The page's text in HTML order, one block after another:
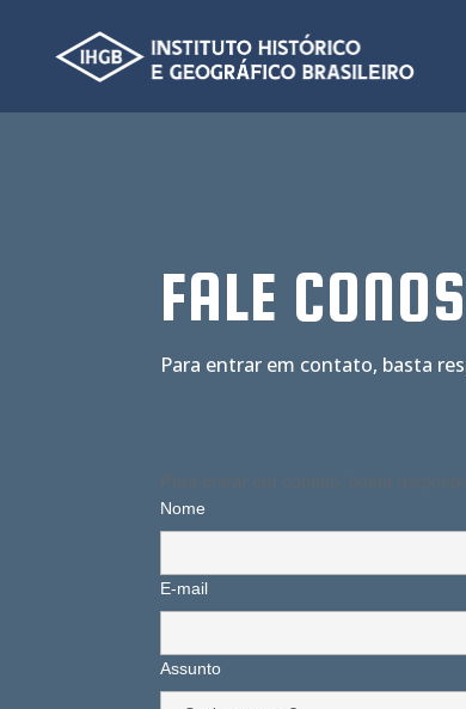
FALE
Para entrar em contato, basta
Nome
E-mail
Assunto